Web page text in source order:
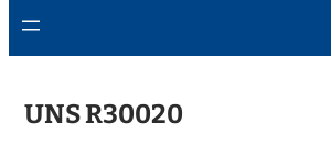
UNS R30020